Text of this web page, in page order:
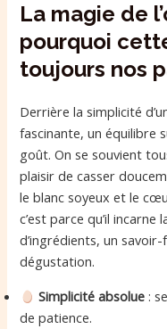
La magie de
pourquoi
toujours nos
Derrière la simplicité
fascinante, un
goût. On se souvient
plaisir de casser
le blanc soyeux et le
c’est parce qu’il incarne
d’ingrédients, un
dégustation.
Simplicité absolue :
de patience.